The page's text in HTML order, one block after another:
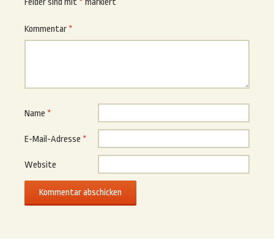
Felder sind mit * markiert
Kommentar *
Name *
E-Mail-Adresse *
Website